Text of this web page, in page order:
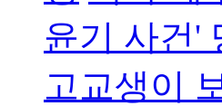
윤기 사건'
고교생이